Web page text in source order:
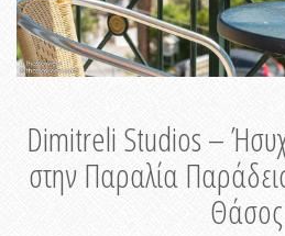
Dimitreli Studios –
στην Παραλία
Θάσος